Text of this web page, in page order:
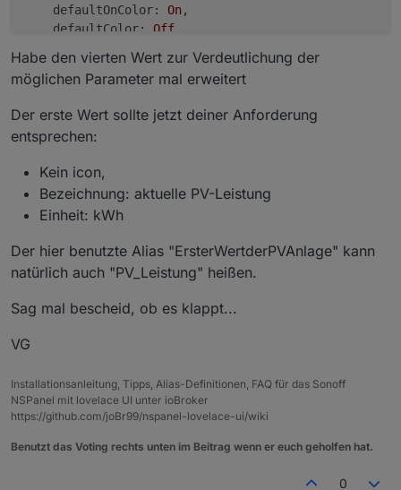
defaultOnColor:
On ,
defaultColor:
Off
pages: [
PV_Anlage
subPages: [
button1Page:
button2Page: null
}
Habe den vierten Wert zur Verdeutlichung der
möglichen Parameter mal erweitert
Der erste Wert sollte jetzt deiner Anforderung
entsprechen:
Kein icon,
Bezeichnung: aktuelle PV-Leistung
Einheit: kWh
Der hier benutzte Alias "ErsterWertderPVAnlage" kann
natürlich auch "PV_Leistung" heißen.
Sag mal bescheid, ob es klappt...
VG
Installationsanleitung, Tipps, Alias-Definitionen, FAQ für das Sonoff
NSPanel mit lovelace UI unter ioBroker
https://github.com/joBr99/nspanel-lovelace-ui/wiki
Benutzt das Voting rechts unten im Beitrag wenn er euch geholfen hat.
0